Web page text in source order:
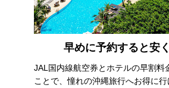
早めに予約すると安
JAL国内線航空券とホテルの早割料
ことで、憧れの沖縄旅行へお得に行